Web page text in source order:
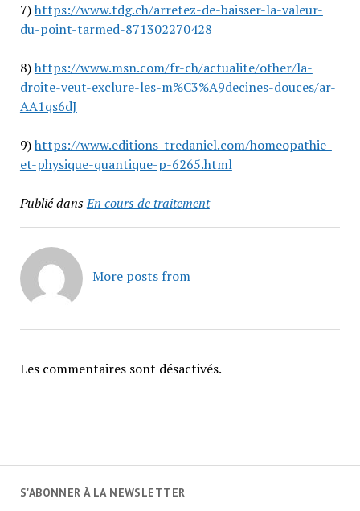
7)https://www.tdg.ch/arretez-de-baisser-la-valeur-
du-point-tarmed-871302270428
8)https://www.msn.com/fr-ch/actualite/other/la-
droite-veut-exclure-les-m%C3%A9decines-douces/ar-
AA1qs6dJ
9)https://www.editions-tredaniel.com/homeopathie-
et-physique-quantique-p-6265.html
Publié dansEn cours de traitement
More posts from
Les commentaires sont désactivés.
S'ABONNER À LA NEWSLETTER